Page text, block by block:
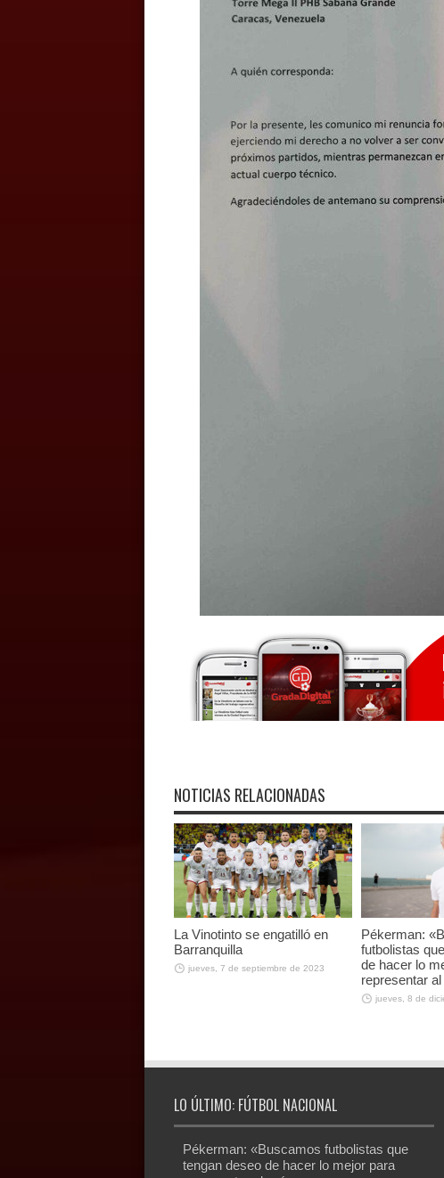
NOTICIAS RELACIONADAS
La Vinotinto se engatilló en
Barranquilla
jueves, 7 de septiembre de 2023
Pékerman:
futbolistas
de hacer lo
representar
jueves, 8 de
LO ÚLTIMO: FÚTBOL NACIONAL
Pékerman: «Buscamos futbolistas que
tengan deseo de hacer lo mejor para